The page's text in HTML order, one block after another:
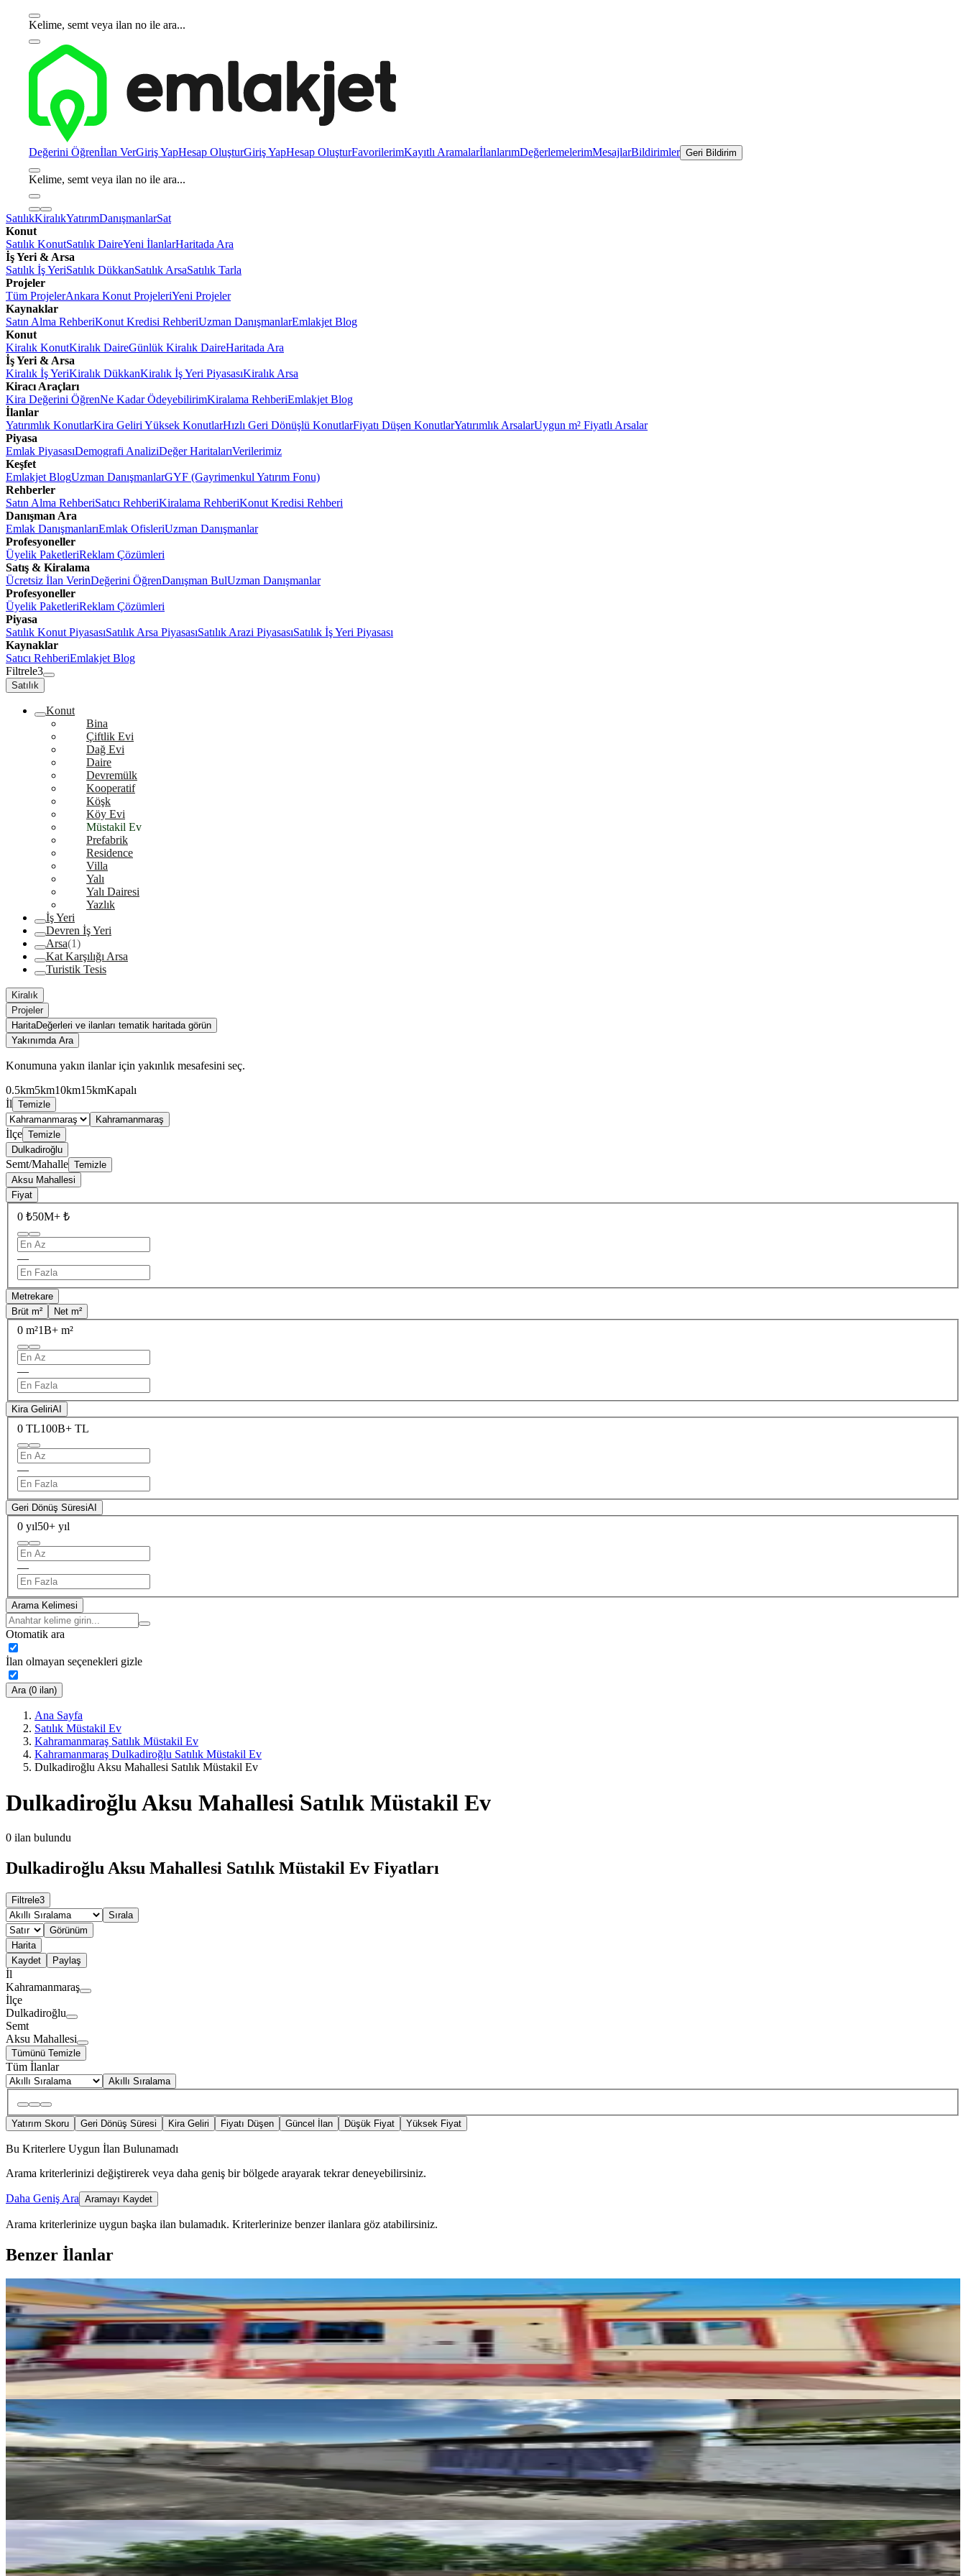
Kelime, semt veya ilan no ile ara...
Değerini Öğrenİlan VerGiriş YapHesap OluşturGiriş YapHesap OluşturFavorilerimKayıtlı AramalarİlanlarımDeğerlemelerimMesajlarBildirimler Geri Bildirim
Kelime, semt veya ilan no ile ara...
SatılıkKiralıkYatırımDanışmanlarSat
Konut
Satılık KonutSatılık DaireYeni İlanlarHaritada Ara
İş Yeri & Arsa
Satılık İş YeriSatılık DükkanSatılık ArsaSatılık Tarla
Projeler
Tüm ProjelerAnkara Konut ProjeleriYeni Projeler
Kaynaklar
Satın Alma RehberiKonut Kredisi RehberiUzman DanışmanlarEmlakjet Blog
Konut
Kiralık KonutKiralık DaireGünlük Kiralık DaireHaritada Ara
İş Yeri & Arsa
Kiralık İş YeriKiralık DükkanKiralık İş Yeri PiyasasıKiralık Arsa
Kiracı Araçları
Kira Değerini ÖğrenNe Kadar ÖdeyebilirimKiralama RehberiEmlakjet Blog
İlanlar
Yatırımlık KonutlarKira Geliri Yüksek KonutlarHızlı Geri Dönüşlü KonutlarFiyatı Düşen KonutlarYatırımlık ArsalarUygun m² Fiyatlı Arsalar
Piyasa
Emlak PiyasasıDemografi AnaliziDeğer HaritalarıVerilerimiz
Keşfet
Emlakjet BlogUzman DanışmanlarGYF (Gayrimenkul Yatırım Fonu)
Rehberler
Satın Alma RehberiSatıcı RehberiKiralama RehberiKonut Kredisi Rehberi
Danışman Ara
Emlak DanışmanlarıEmlak OfisleriUzman Danışmanlar
Profesyoneller
Üyelik PaketleriReklam Çözümleri
Satış & Kiralama
Ücretsiz İlan VerinDeğerini ÖğrenDanışman BulUzman Danışmanlar
Profesyoneller
Üyelik PaketleriReklam Çözümleri
Piyasa
Satılık Konut PiyasasıSatılık Arsa PiyasasıSatılık Arazi PiyasasıSatılık İş Yeri Piyasası
Kaynaklar
Satıcı RehberiEmlakjet Blog
Filtrele3
Satılık
Konut
Bina
Çiftlik Evi
Dağ Evi
Daire
Devremülk
Kooperatif
Köşk
Köy Evi
Müstakil Ev
Prefabrik
Residence
Villa
Yalı
Yalı Dairesi
Yazlık
İş Yeri
Devren İş Yeri
Arsa(1)
Kat Karşılığı Arsa
Turistik Tesis
Kiralık
Projeler
HaritaDeğerleri ve ilanları tematik haritada görün
Yakınımda Ara
Konumuna yakın ilanlar için yakınlık mesafesini seç.
0.5km5km10km15kmKapalı
İl Temizle
Kahramanmaraş
İlçe Temizle
Dulkadiroğlu
Semt/Mahalle Temizle
Aksu Mahallesi
Fiyat
0 ₺50M+ ₺
—
Metrekare
Brüt m²
Net m²
0 m²1B+ m²
—
Kira GeliriAI
0 TL100B+ TL
—
Geri Dönüş SüresiAI
0 yıl50+ yıl
—
Arama Kelimesi
Otomatik ara
İlan olmayan seçenekleri gizle
Ara (0 ilan)
Ana Sayfa
Satılık Müstakil Ev
Kahramanmaraş Satılık Müstakil Ev
Kahramanmaraş Dulkadiroğlu Satılık Müstakil Ev
Dulkadiroğlu Aksu Mahallesi Satılık Müstakil Ev
Dulkadiroğlu Aksu Mahallesi Satılık Müstakil Ev
0 ilan bulundu
Dulkadiroğlu Aksu Mahallesi Satılık Müstakil Ev Fiyatları
Filtrele3
Sırala
Görünüm
Harita
Kaydet
Paylaş
İl
Kahramanmaraş
İlçe
Dulkadiroğlu
Semt
Aksu Mahallesi
Tümünü Temizle
Tüm İlanlar
Akıllı Sıralama
Yatırım Skoru Geri Dönüş Süresi Kira Geliri Fiyatı Düşen Güncel İlan Düşük Fiyat Yüksek Fiyat
Bu Kriterlere Uygun İlan Bulunamadı
Arama kriterlerinizi değiştirerek veya daha geniş bir bölgede arayarak tekrar deneyebilirsiniz.
Daha Geniş Ara Aramayı Kaydet
Arama kriterlerinize uygun başka ilan bulamadık. Kriterlerinize benzer ilanlara göz atabilirsiniz.
Benzer İlanlar
MANZARALI
Germenicia'dan Eyüp Sultan Mh.de 2023 Sonrası Çelik Müstakilev
Dulkadiroğlu, Eyüp Sultan Mahallesi
01.08.2026
4.250.000 ₺
Germenicia Gayrimenkul
Ara
BALKONLU
Yeni Rota'dan Yavuz Selim Mh. Satılık Tek Katlı Müstakil Ev
Dulkadiroğlu, Yavuz Selim Mahallesi
3+1·130 m²·31.07.2026
3.700.000 ₺
YENİ ROTA İNŞAAT EMLAKTaner B
MANZARALI
Yıldırım Emlak'tan Kayabaşı Kanlıdere Civarı 2 Katlı Müstakil Ev
Dulkadiroğlu, Kayabaşı Mahallesi İSMAİL YILDIRIM EMLAK VE GAYRIMENKUL DANIŞMANLIĞIİsmail YILDIRIM